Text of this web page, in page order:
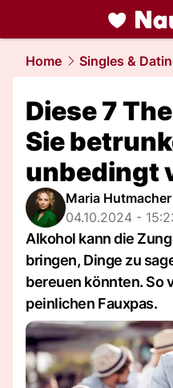
liebe.NAU.ch
Home Singles &
Diese 7
Sie
unbedingt
Maria Hutmacher
04.10.2024 -
Alkohol kann die
bringen, Dinge zu
bereuen könnten. So
peinlichen Fauxpas.